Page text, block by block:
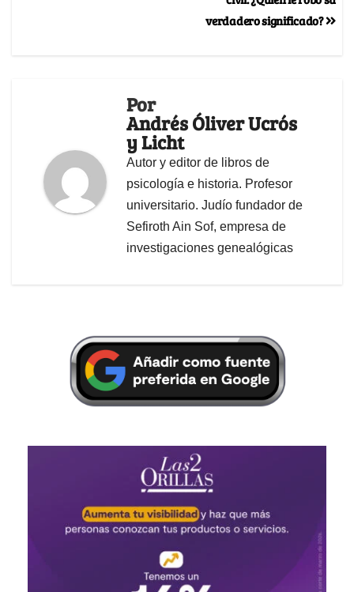
verdadero significado?
Por
Andrés Óliver Ucrós
y Licht
Autor y editor de libros de
psicología e historia. Profesor
universitario. Judío fundador de
Sefiroth Ain Sof, empresa de
investigaciones genealógicas